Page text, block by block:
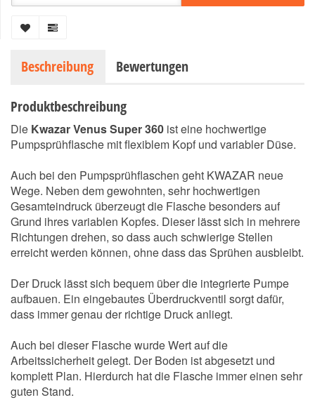
Beschreibung Bewertungen
Produktbeschreibung
Die Kwazar Venus Super 360 ist eine hochwertige
Pumpsprühflasche mit flexiblem Kopf und variabler Düse.
Auch bei den Pumpsprühflaschen geht KWAZAR neue
Wege. Neben dem gewohnten, sehr hochwertigen
Gesamteindruck überzeugt die Flasche besonders auf
Grund ihres variablen Kopfes. Dieser lässt sich in mehrere
Richtungen drehen, so dass auch schwierige Stellen
erreicht werden können, ohne dass das Sprühen ausbleibt.
Der Druck lässt sich bequem über die integrierte Pumpe
aufbauen. Ein eingebautes Überdruckventil sorgt dafür,
dass immer genau der richtige Druck anliegt.
Auch bei dieser Flasche wurde Wert auf die
Arbeitssicherheit gelegt. Der Boden ist abgesetzt und
komplett Plan. Hierdurch hat die Flasche immer einen sehr
guten Stand.